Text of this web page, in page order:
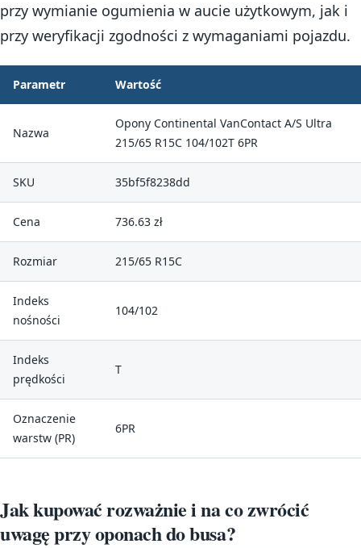
przy wymianie ogumienia w aucie użytkowym, jak i
przy weryfikacji zgodności z wymaganiami pojazdu.
Parametr Wartość
Nazwa
Opony Continental VanContact A/S Ultra
215/65 R15C 104/102T 6PR
SKU 35bf5f8238dd
Cena 736.63 zł
Rozmiar 215/65 R15C
Indeks
nośności
104/102
Indeks
prędkości
T
Oznaczenie
warstw (PR)
6PR
Jak kupować rozważnie i na co zwrócić
uwagę przy oponach do busa?